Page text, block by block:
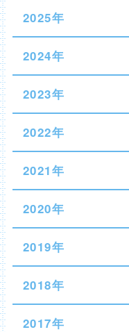
2025年
2024年
2023年
2022年
2021年
2020年
2019年
2018年
2017年